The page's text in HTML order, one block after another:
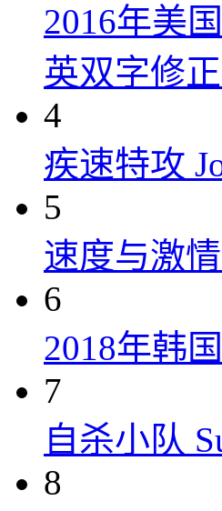
2016年美
英双字修
4
疾速特攻
5
速度与激
6
2018年韩
7
自杀小队
8